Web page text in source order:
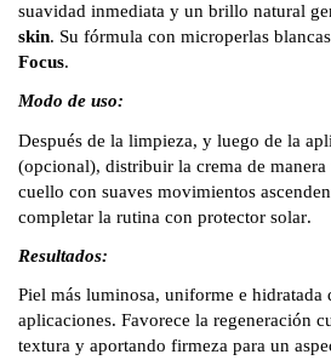
suavidad inmediata y un brillo natural
skin. Su fórmula con microperlas
Focus.
Modo de uso:
Después de la limpieza, y luego de la
(opcional), distribuir la crema de
cuello con suaves movimientos
completar la rutina con protector solar.
Resultados:
Piel más luminosa, uniforme e hidratada
aplicaciones. Favorece la regeneración
textura y aportando firmeza para un